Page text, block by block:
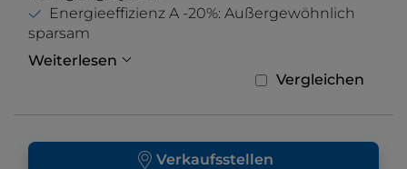
Energieeffizienz A -20%: Außergewöhnlich
sparsam
Weiterlesen
Vergleichen
Verkaufsstellen